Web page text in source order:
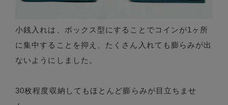
小銭入れは、ボックス型にすることでコインが1ヶ所
に集中することを抑え、たくさん入れても膨らみが出
ないようにしました。
30枚程度収納してもほとんど膨らみが目立ちませ